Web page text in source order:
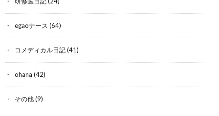
egaoナース (64)
コメディカル日記(41)
ohana (42)
その他(9)